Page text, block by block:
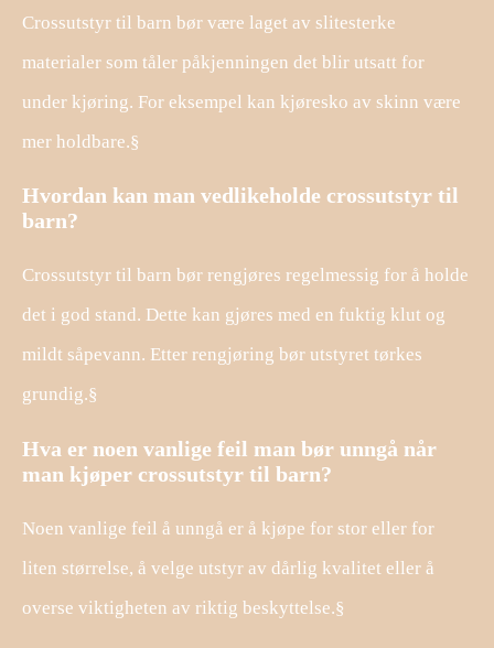
Crossutstyr til barn bør være laget av slitesterke
materialer som tåler påkjenningen det blir utsatt for
under kjøring. For eksempel kan kjøresko av skinn være
mer holdbare.§
Hvordan kan man vedlikeholde crossutstyr til
barn?
Crossutstyr til barn bør rengjøres regelmessig for å holde
det i god stand. Dette kan gjøres med en fuktig klut og
mildt såpevann. Etter rengjøring bør utstyret tørkes
grundig.§
Hva er noen vanlige feil man bør unngå når
man kjøper crossutstyr til barn?
Noen vanlige feil å unngå er å kjøpe for stor eller for
liten størrelse, å velge utstyr av dårlig kvalitet eller å
overse viktigheten av riktig beskyttelse.§